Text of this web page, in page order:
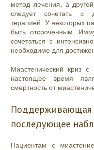
метод лечения, а
следует сочетать с
терапией. У некоторых
быть отсроченным.
сочетаться с
необходимо для
Миастенический криз с
настоящее время
смертность от
последующее
Пациентам с